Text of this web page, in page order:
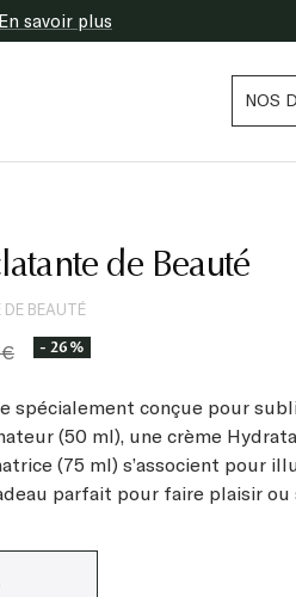
En savoir plus
NOS
- 26%
de Beauté
BEAUTÉ
spécialement conçue pour
(50 ml), une crème
(75 ml) s’associent pour
parfait pour faire plaisir